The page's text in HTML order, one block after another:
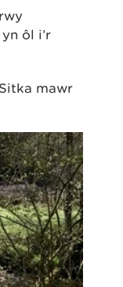
ôl i’r
mawr